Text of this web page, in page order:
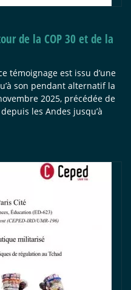
de la COP 30 et de la
témoignage est issu d’une
son pendant alternatif la
2025, précédée de
les Andes jusqu’à